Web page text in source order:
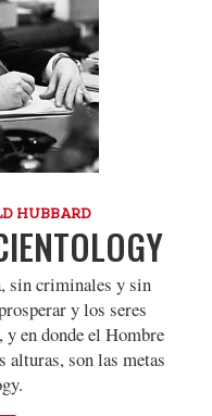
HUBBARD
sin criminales y sin
y los seres
y en donde el Hombre
alturas, son las metas